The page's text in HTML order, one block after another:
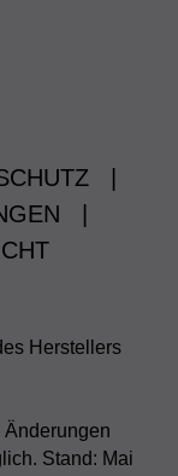
Herstellers
Änderungen
Stand: Mai